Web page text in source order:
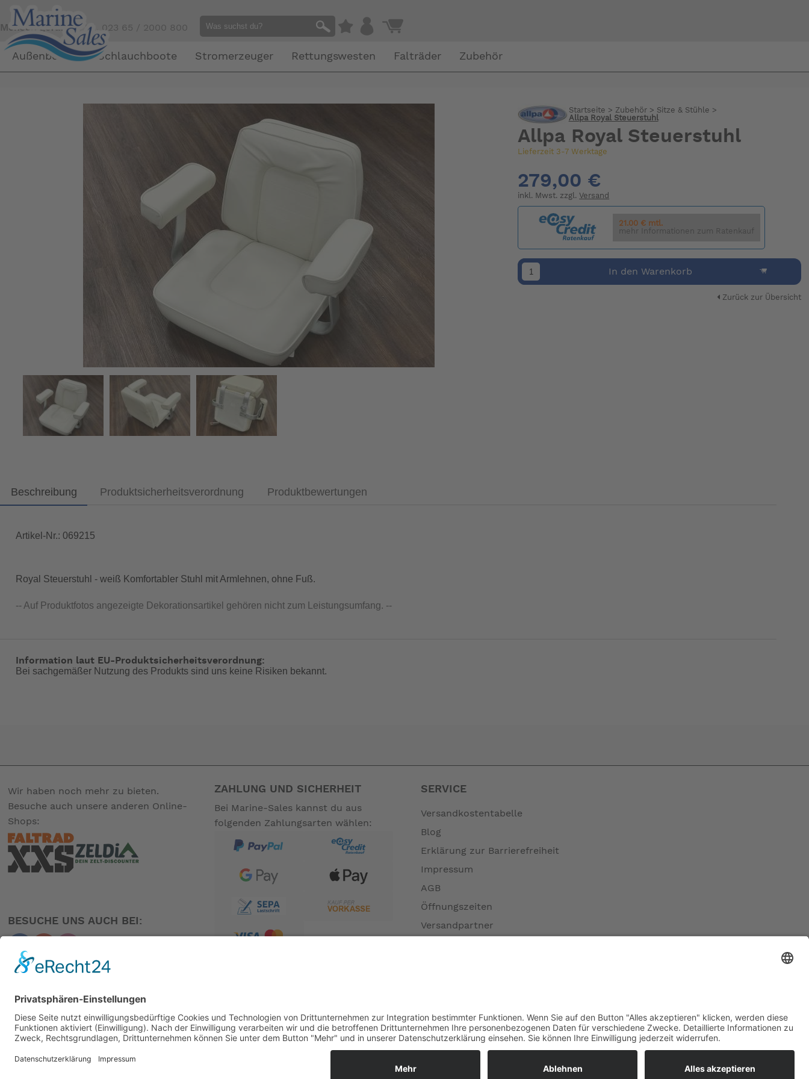
Mensch gefällig?Tel. 023 65 / 2000 800
Außenborder Schlauchboote Stromerzeuger Rettungswesten Falträder Zubehör
Startseite > Zubehör> Sitze & Stühle >
Allpa Royal Steuerstuhl
Allpa Royal Steuerstuhl
Lieferzeit 3-7 Werktage
279,00 €
inkl. Mwst. zzgl. Versand
21.00 € mtl.
mehr Informationen zum Ratenkauf
In den Warenkorb
Zurück zur Übersicht
Beschreibung Produktsicherheitsverordnung Produktbewertungen
Artikel-Nr.: 069215
Royal Steuerstuhl - weiß Komfortabler Stuhl mit Armlehnen, ohne Fuß.
-- Auf Produktfotos angezeigte Dekorationsartikel gehören nicht zum Leistungsumfang. --
Information laut EU-Produktsicherheitsverordnung:
Bei sachgemäßer Nutzung des Produkts sind uns keine Risiken bekannt.
Wir haben noch mehr zu bieten.
Besuche auch unsere anderen Online-
Shops:
BESUCHE UNS AUCH BEI:
ZAHLUNG UND SICHERHEIT
Bei Marine-Sales kannst du aus
folgenden Zahlungsarten wählen:
SERVICE
Versandkostentabelle
Blog
Erklärung zur Barrierefreiheit
Impressum
AGB
Öffnungszeiten
Versandpartner
Widerrufsrecht MS
Widerrufsrecht bei Reparatur